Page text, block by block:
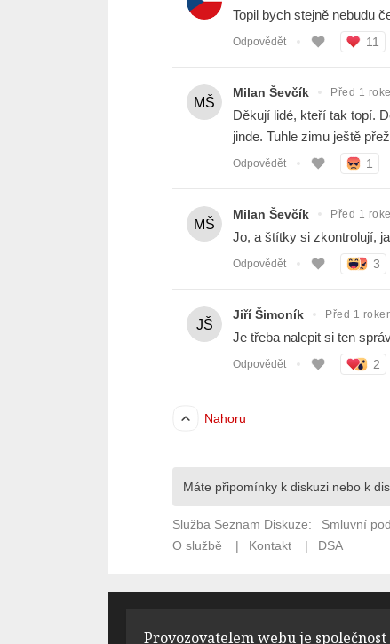
Provozovatelem webu je společnost